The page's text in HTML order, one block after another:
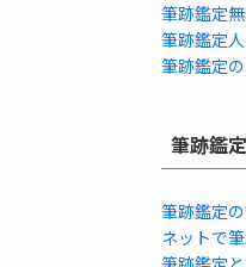
筆跡鑑定
筆跡鑑定
筆跡鑑定
筆跡鑑
筆跡鑑定
ネットで